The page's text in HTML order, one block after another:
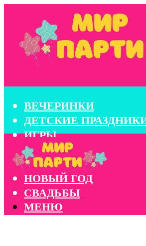
ВЕЧЕРИНКИ
ДЕТСКИЕ
ИГРЫ
КОНКУРСЫ
КОРПОРАТИВЫ
НОВЫЙ ГОД
СВАДЬБЫ
МЕНЮ